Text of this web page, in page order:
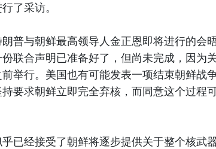
了采访。
普与朝鲜最高领导人金正恩即将进行的会
联合声明已准备好了，但尚未完成，因为
举行。美国也有可能发表一项结束朝鲜战
要求朝鲜立即完全弃核，而同意这个过程
已经接受了朝鲜将逐步提供关于整个核武